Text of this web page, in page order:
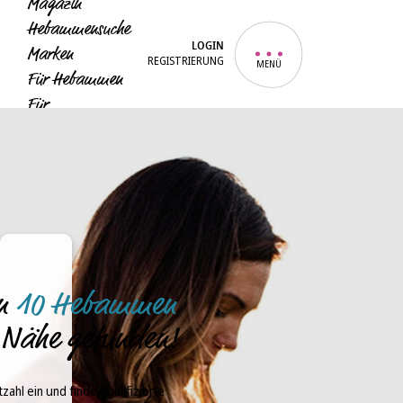
Magazin
Hebammensuche
Marken
Für Hebammen
Für
LOGIN
REGISTRIERUNG MENÜ
10 Hebammen
gefunden!
ein und finde qualifizierte